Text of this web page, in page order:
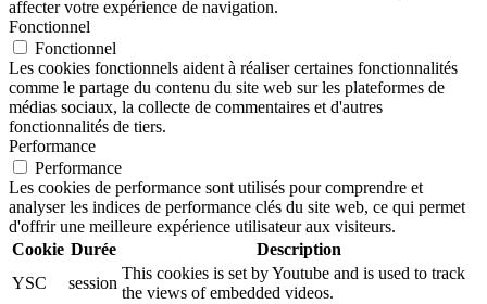
affecter votre expérience de navigation.
Fonctionnel
Fonctionnel
Les cookies fonctionnels aident à réaliser certaines fonctionnalités
comme le partage du contenu du site web sur les plateformes de
médias sociaux, la collecte de commentaires et d'autres
fonctionnalités de tiers.
Performance
Performance
Les cookies de performance sont utilisés pour comprendre et
analyser les indices de performance clés du site web, ce qui permet
d'offrir une meilleure expérience utilisateur aux visiteurs.
Cookie Durée
Description
YSC
session
This cookies is set by Youtube and is used to track
the views of embedded videos.